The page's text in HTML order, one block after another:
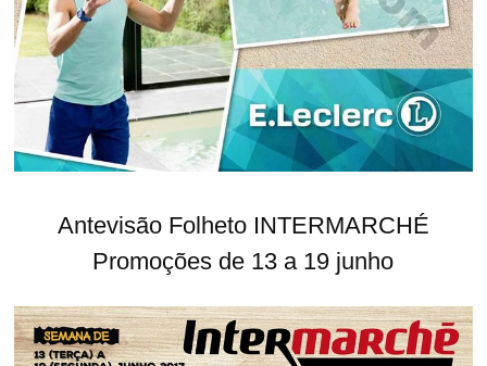
Antevisão Folheto INTERMARCHÉ
Promoções de 13 a 19 junho